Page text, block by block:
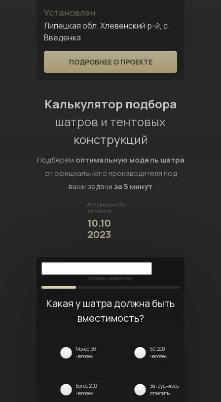
Установлен
Липецкая обл. Хлевенский р-й, с.
Введенка
ПОДРОБНЕЕ О ПРОЕКТЕ
Калькулятор подбора
шатров и тентовых
конструкций
Подберем оптимальную модель шатра
от официального производителя под
ваши задачиза 5 минут
Актуальность
каталога
10.10
2023
Осталось 4 вопроса из 4
Какая у шатра должна быть
вместимость?
Менее 50
человек
50-200
человек
Более 200
человек
Затрудняюсь
ответить